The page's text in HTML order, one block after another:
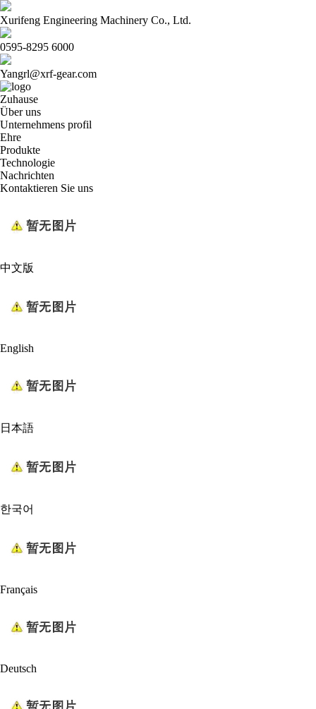
Xurifeng Engineering Machinery Co., Ltd.
0595-8295 6000
Yangrl@xrf-gear.com
Zuhause
Über uns
Unternehmens profil
Ehre
Produkte
Technologie
Nachrichten
Kontaktieren Sie uns
中文版
English
日本語
한국어
Français
Deutsch